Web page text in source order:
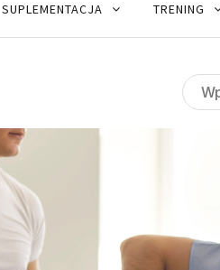
SUPLEMENTACJA TRENING